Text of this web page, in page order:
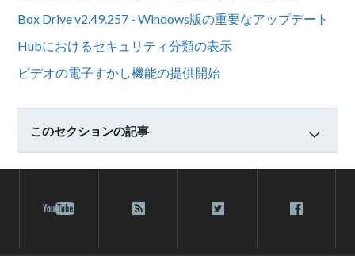
Box Drive v2.49.257 - Windows版の重要なアップデート
Hubにおけるセキュリティ分類の表示
ビデオの電子すかし機能の提供開始
このセクションの記事